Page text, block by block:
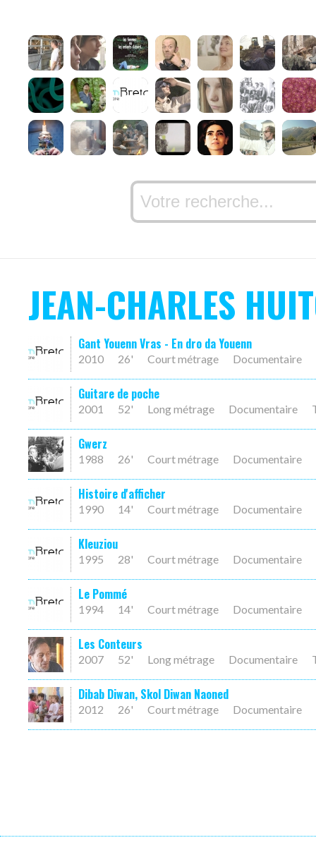
JEAN-CHARLES
Gant Youenn Vras - En dro da Youenn
2010 26' Court métrage Documentaire
Guitare de poche
2001 52' Long métrage Documentaire
Gwerz
1988 26' Court métrage Documentaire
Histoire d'afficher
1990 14' Court métrage Documentaire
Kleuziou
1995 28' Court métrage Documentaire
Le Pommé
1994 14' Court métrage Documentaire
Les Conteurs
2007 52' Long métrage Documentaire
Dibab Diwan, Skol Diwan Naoned
2012 26' Court métrage Documentaire